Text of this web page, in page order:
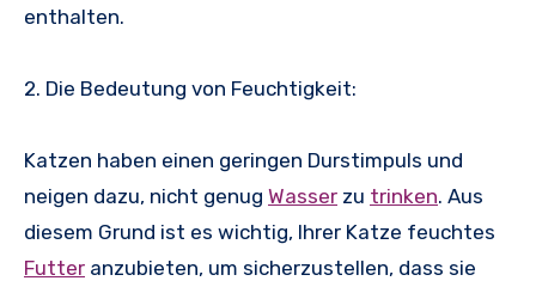
enthalten.
2. Die Bedeutung von Feuchtigkeit:
Katzen haben einen geringen Durstimpuls und
neigen dazu, nicht genug Wasser zu trinken. Aus
diesem Grund ist es wichtig, Ihrer Katze feuchtes
Futter anzubieten, um sicherzustellen, dass sie